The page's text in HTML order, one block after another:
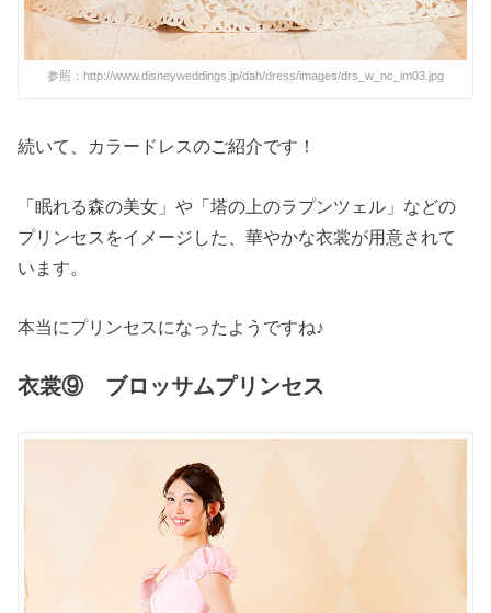
参照：http://www.disneyweddings.jp/dah/dress/images/drs_w_nc_im03.jpg
続いて、カラードレスのご紹介です！
「眠れる森の美女」や「塔の上のラプンツェル」などの
プリンセスをイメージした、華やかな衣裳が用意されて
います。
本当にプリンセスになったようですね♪
衣裳⑨ ブロッサムプリンセス